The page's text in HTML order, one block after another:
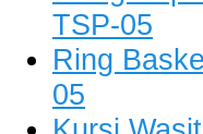
TSP-05
Ring
05